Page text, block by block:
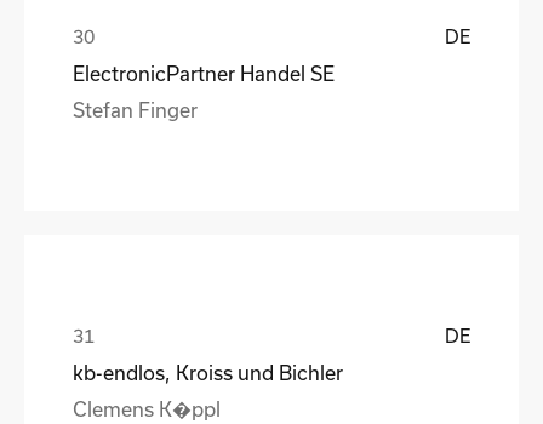
DE
ElectronicPartner Handel SE
Stefan Finger
DE
kb-endlos, Kroiss und Bichler
Clemens K�ppl